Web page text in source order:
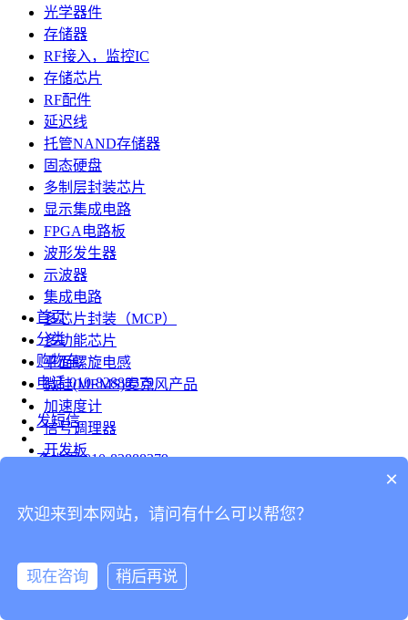
光学器件
存储器
RF接入，监控IC
存储芯片
RF配件
延迟线
托管NAND存储器
固态硬盘
多制层封装芯片
显示集成电路
FPGA电路板
波形发生器
示波器
集成电路
多芯片封装（MCP）
多功能芯片
平面螺旋电感
微硅(MEMS)麦克风产品
加速度计
信号调理器
开发板
台式仪表
连接器
首页
分类
购物车
电话 010-82888379
发短信
查地图 010-82888379
分享
×
欢迎来到本网站，请问有什么可以帮您？
现在咨询 稍后再说